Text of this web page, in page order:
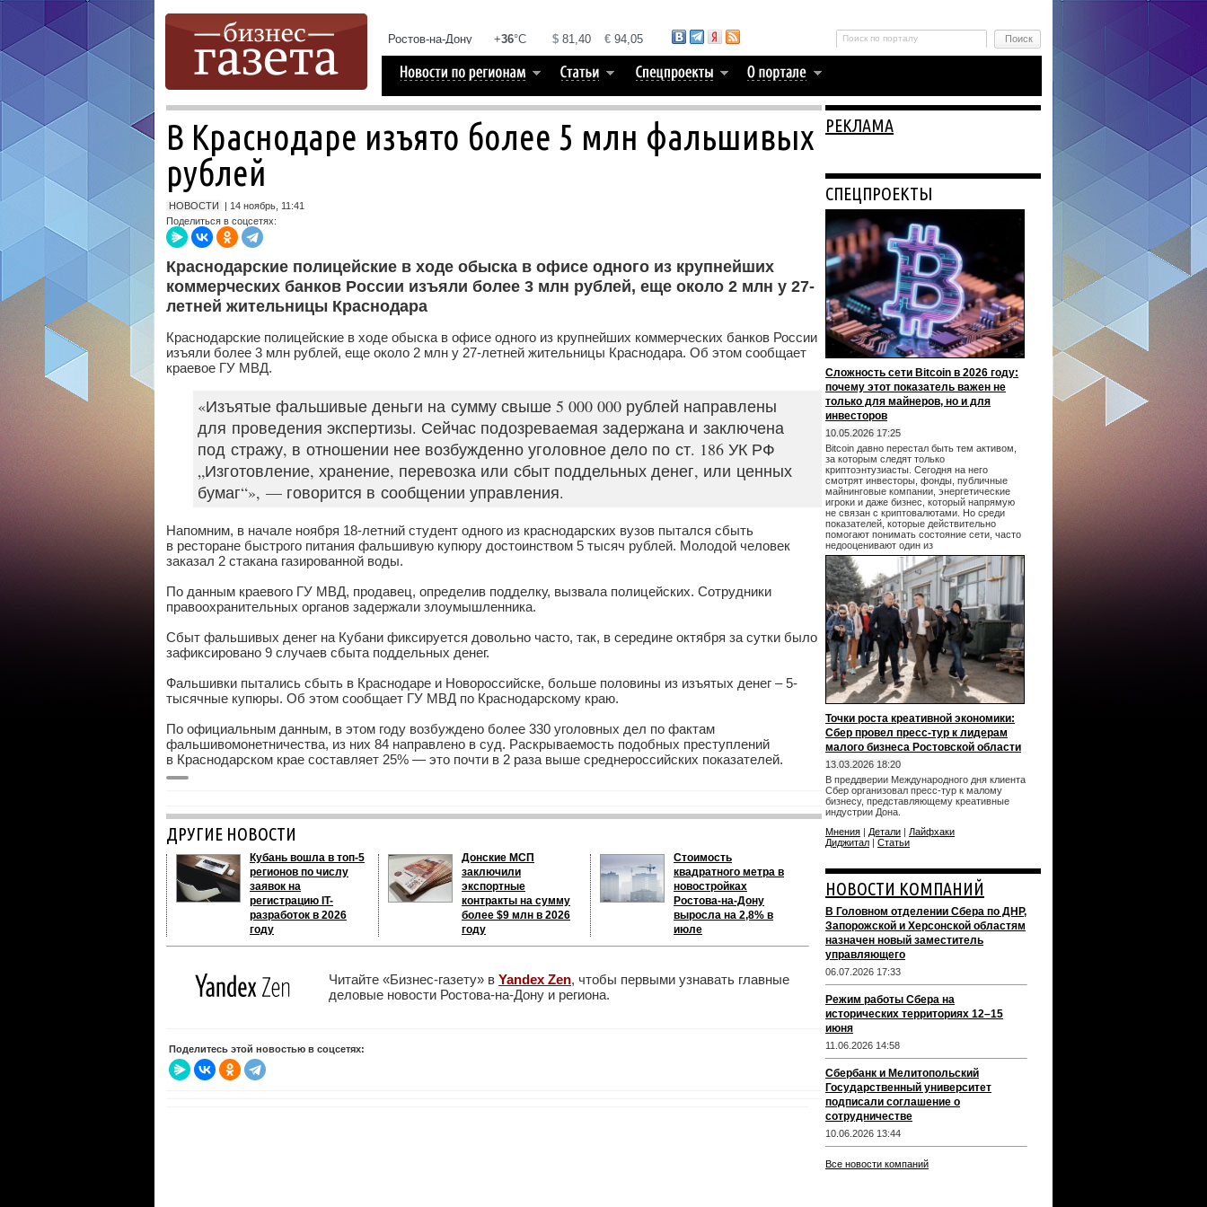
В Краснодаре изъято более 5 млн фальшивых
рублей
НОВОСТИ
| 14 ноябрь, 11:41
Поделиться в соцсетях:
Краснодарские полицейские в ходе обыска в офисе одного из крупнейших
коммерческих банков России изъяли более 3 млн рублей, еще около 2 млн у 27-
летней жительницы Краснодара
Краснодарские полицейские в ходе обыска в офисе одного из крупнейших коммерческих банков России
изъяли более 3 млн рублей, еще около 2 млн у 27-летней жительницы Краснодара. Об этом сообщает
краевое ГУ МВД.
«Изъятые фальшивые деньги на сумму свыше 5 000 000 рублей направлены
для проведения экспертизы. Сейчас подозреваемая задержана и заключена
под стражу, в отношении нее возбужденно уголовное дело по ст. 186 УК РФ
„Изготовление, хранение, перевозка или сбыт поддельных денег, или ценных
бумаг“», — говорится в сообщении управления.
Напомним, в начале ноября 18-летний студент одного из краснодарских вузов пытался сбыть
в ресторане быстрого питания фальшивую купюру достоинством 5 тысяч рублей. Молодой человек
заказал 2 стакана газированной воды.
По данным краевого ГУ МВД, продавец, определив подделку, вызвала полицейских. Сотрудники
правоохранительных органов задержали злоумышленника.
Сбыт фальшивых денег на Кубани фиксируется довольно часто, так, в середине октября за сутки было
зафиксировано 9 случаев сбыта поддельных денег.
Фальшивки пытались сбыть в Краснодаре и Новороссийске, больше половины из изъятых денег – 5-
тысячные купюры. Об этом сообщает ГУ МВД по Краснодарскому краю.
По официальным данным, в этом году возбуждено более 330 уголовных дел по фактам
фальшивомонетничества, из них 84 направлено в суд. Раскрываемость подобных преступлений
в Краснодарском крае составляет 25% — это почти в 2 раза выше среднероссийских показателей.
ДРУГИЕ НОВОСТИ
Кубань вошла в топ-5
регионов по числу
заявок на
регистрацию IT-
разработок в 2026
году
Донские МСП
заключили
экспортные
контракты на сумму
более $9 млн в 2026
году
Стоимость
квадратного метра в
новостройках
Ростова-на-Дону
выросла на 2,8% в
июле
Читайте «Бизнес-газету» в Yandex Zen, чтобы первыми узнавать главные
деловые новости Ростова-на-Дону и региона.
Поделитесь этой новостью в соцсетях:
РЕКЛАМА
СПЕЦПРОЕКТЫ
Сложность сети Bitcoin в 2026 году:
почему этот показатель важен не
только для майнеров, но и для
инвесторов
10.05.2026 17:25
Bitcoin давно перестал быть тем активом,
за которым следят только
криптоэнтузиасты. Сегодня на него
смотрят инвесторы, фонды, публичные
майнинговые компании, энергетические
игроки и даже бизнес, который напрямую
не связан с криптовалютами. Но среди
показателей, которые действительно
помогают понимать состояние сети, часто
недооценивают один из
Точки роста креативной экономики:
Сбер провел пресс-тур к лидерам
малого бизнеса Ростовской области
13.03.2026 18:20
В преддверии Международного дня клиента
Сбер организовал пресс-тур к малому
бизнесу, представляющему креативные
индустрии Дона.
Мнения | Детали | Лайфхаки
Диджитал | Статьи
НОВОСТИ КОМПАНИЙ
В Головном отделении Сбера по ДНР,
Запорожской и Херсонской областям
назначен новый заместитель
управляющего
06.07.2026 17:33
Режим работы Сбера на
исторических территориях 12–15
июня
11.06.2026 14:58
Сбербанк и Мелитопольский
Государственный университет
подписали соглашение о
сотрудничестве
10.06.2026 13:44
Все новости компаний